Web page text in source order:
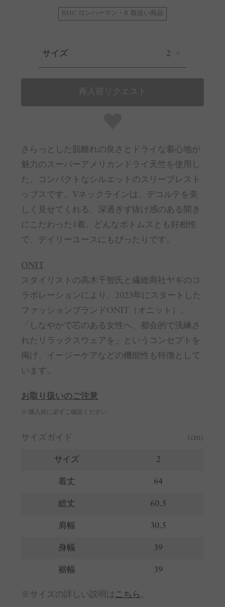
RHC ロンハーマン・R 取扱い商品
サイズ 2
再入荷リクエスト
さらっとした肌離れの良さとドライな着心地が
魅力のスーパーアメリカンドライ天竺を使用し
た、コンパクトなシルエットのスリーブレスト
ップスです。Vネックラインは、デコルテを美
しく見せてくれる、深過ぎず抜け感のある開き
にこだわった1着。どんなボトムスとも好相性
で、デイリーユースにもぴったりです。
ONIT
スタイリストの高木千智氏と繊維商社ヤギのコ
ラボレーションにより、2023年にスタートした
ファッションブランドONIT（オニット）。
「しなやかで芯のある女性へ、都会的で洗練さ
れたリラックスウェアを」というコンセプトを
掲げ、イージーケアなどの機能性も特徴として
います。
お取り扱いのご注意
※ 購入前に必ずご確認ください
サイズガイド (cm)
サイズ 2
着丈 64
総丈 60.5
肩幅 30.5
身幅 39
裾幅 39
※サイズの詳しい説明は こちら 。